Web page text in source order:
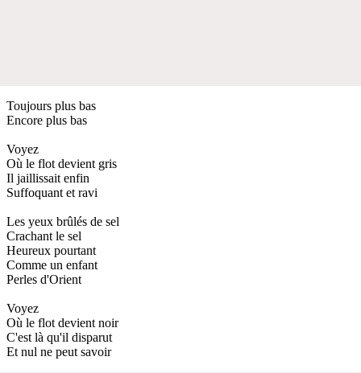
Toujours plus bas
Encore plus bas
Voyez
Où le flot devient gris
Il jaillissait enfin
Suffoquant et ravi
Les yeux brûlés de sel
Crachant le sel
Heureux pourtant
Comme un enfant
Perles d'Orient
Voyez
Où le flot devient noir
C'est là qu'il disparut
Et nul ne peut savoir